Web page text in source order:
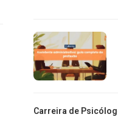
Carreira de